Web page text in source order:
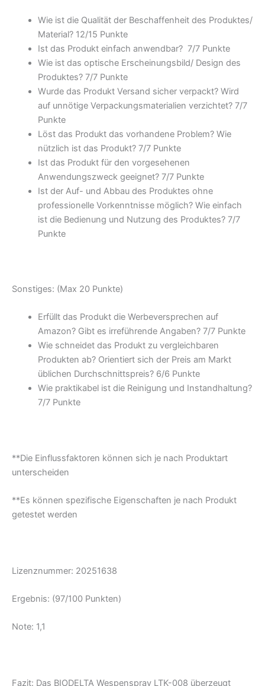
Wie ist die Qualität der Beschaffenheit des Produktes/
Material? 12/15 Punkte
Ist das Produkt einfach anwendbar? 7/7 Punkte
Wie ist das optische Erscheinungsbild/ Design des
Produktes? 7/7 Punkte
Wurde das Produkt Versand sicher verpackt? Wird
auf unnötige Verpackungsmaterialien verzichtet? 7/7
Punkte
Löst das Produkt das vorhandene Problem? Wie
nützlich ist das Produkt? 7/7 Punkte
Ist das Produkt für den vorgesehenen
Anwendungszweck geeignet? 7/7 Punkte
Ist der Auf- und Abbau des Produktes ohne
professionelle Vorkenntnisse möglich? Wie einfach
ist die Bedienung und Nutzung des Produktes? 7/7
Punkte
Sonstiges: (Max 20 Punkte)
Erfüllt das Produkt die Werbeversprechen auf
Amazon? Gibt es irreführende Angaben? 7/7 Punkte
Wie schneidet das Produkt zu vergleichbaren
Produkten ab? Orientiert sich der Preis am Markt
üblichen Durchschnittspreis? 6/6 Punkte
Wie praktikabel ist die Reinigung und Instandhaltung?
7/7 Punkte
**Die Einflussfaktoren können sich je nach Produktart
unterscheiden
**Es können spezifische Eigenschaften je nach Produkt
getestet werden
Lizenznummer: 20251638
Ergebnis: (97/100 Punkten)
Note: 1,1
Fazit: Das BIODELTA Wespenspray LTK-008 überzeugt